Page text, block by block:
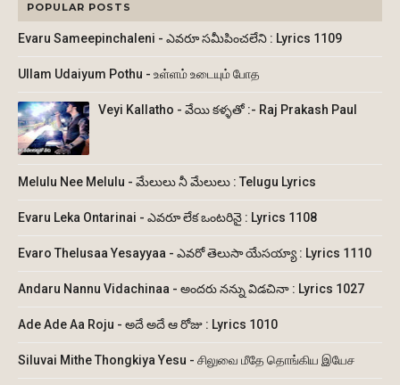
POPULAR POSTS
Evaru Sameepinchaleni - ఎవరూ సమీపించలేని : Lyrics 1109
Ullam Udaiyum Pothu - உள்ளம் உடையும் போத
Veyi Kallatho - వేయి కళ్ళతో :- Raj Prakash Paul
Melulu Nee Melulu - మేలులు నీ మేలులు : Telugu Lyrics
Evaru Leka Ontarinai - ఎవరూ లేక ఒంటరినై : Lyrics 1108
Evaro Thelusaa Yesayyaa - ఎవరో తెలుసా యేసయ్యా : Lyrics 1110
Andaru Nannu Vidachinaa - అందరు నన్ను విడచినా : Lyrics 1027
Ade Ade Aa Roju - అదే అదే ఆ రోజు : Lyrics 1010
Siluvai Mithe Thongkiya Yesu - சிலுவை மீதே தொங்கிய இயேச